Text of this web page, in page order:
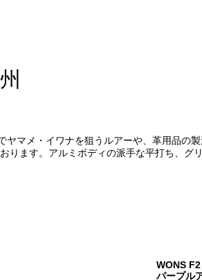
マメ・イワナを狙うルアーや、革用品
ます。アルミボディの派手な平打ち、
WONS
パープル